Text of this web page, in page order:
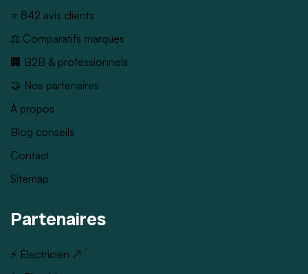
⭐ 842 avis clients
⚖️ Comparatifs marques
🏢 B2B & professionnels
🤝 Nos partenaires
À propos
Blog conseils
Contact
Sitemap
Partenaires
⚡ Électricien ↗